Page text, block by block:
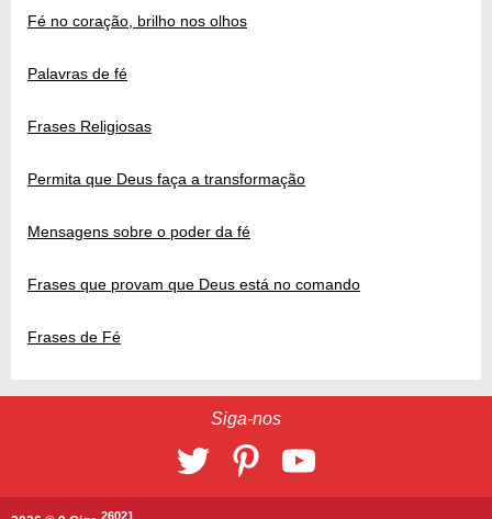
Fé no coração, brilho nos olhos
Palavras de fé
Frases Religiosas
Permita que Deus faça a transformação
Mensagens sobre o poder da fé
Frases que provam que Deus está no comando
Frases de Fé
Siga-nos
26021